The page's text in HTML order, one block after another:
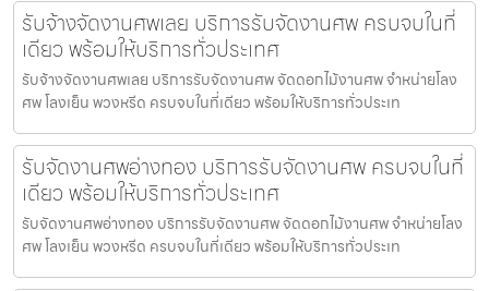
รับจ้างจัดงานศพเลย บริการรับจัดงานศพ ครบจบในที่
เดียว พร้อมให้บริการทั่วประเทศ
รับจ้างจัดงานศพเลย บริการรับจัดงานศพ จัดดอกไม้งานศพ จำหน่ายโลง
ศพ โลงเย็น พวงหรีด ครบจบในที่เดียว พร้อมให้บริการทั่วประเท
รับจัดงานศพอ่างทอง บริการรับจัดงานศพ ครบจบในที่
เดียว พร้อมให้บริการทั่วประเทศ
รับจัดงานศพอ่างทอง บริการรับจัดงานศพ จัดดอกไม้งานศพ จำหน่ายโลง
ศพ โลงเย็น พวงหรีด ครบจบในที่เดียว พร้อมให้บริการทั่วประเท